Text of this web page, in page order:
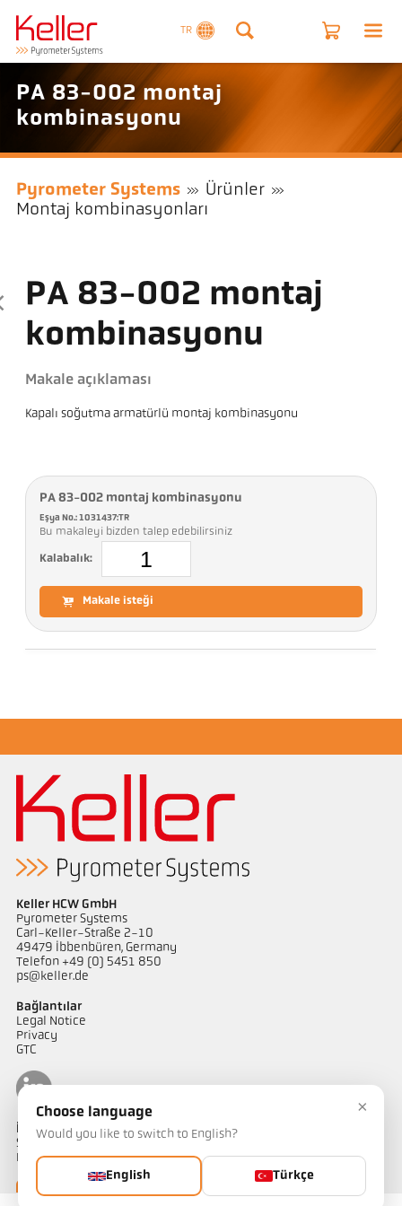
TR
PA 83-002 montaj
kombinasyonu
Pyrometer Systems
Ürünler
Montaj kombinasyonları
PA 83-002 montaj
kombinasyonu
Makale açıklaması
Kapalı soğutma armatürlü montaj kombinasyonu
PA 83-002 montaj kombinasyonu
Eşya No.: 1031437:TR
Bu makaleyi bizden talep edebilirsiniz
Kalabalık:
Makale isteği
Keller HCW GmbH
Pyrometer Systems
Carl-Keller-Straße 2-10
49479 Ibbenbüren, Germany
Telefon +49 (0) 5451 850
ps@keller.de
Bağlantılar
Legal Notice
Privacy
GTC
İletişim
Sıcaklık ölçüm çözümlerimiz hakkında sorularınız mı var?
Ekibimiz size yardımcı olmaktan memnuniyet duyacaktır.
Bize ulaşın
×
Choose language
Would you like to switch to English?
English Türkçe